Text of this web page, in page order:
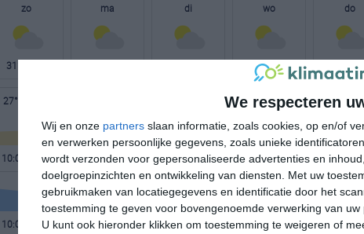
We respecteren
Wij en onze partners slaan informatie, zoals cookies, op en/of
en verwerken persoonlijke gegevens, zoals unieke
wordt verzonden voor gepersonaliseerde advertenties en
doelgroepinzichten en ontwikkeling van diensten.
Met uw
gebruikmaken van locatiegegevens en identificatie door het
toestemming te geven voor bovengenoemde verwerking van
U kunt ook hieronder klikken om toestemming te weigeren of
zo
31°
ma di wo
31° 25°
do
25°
27°C 28°C 26°C
10:00 13:00 16:00 19:00 22:00
10:00 13:00 16:00 19:00 22:00